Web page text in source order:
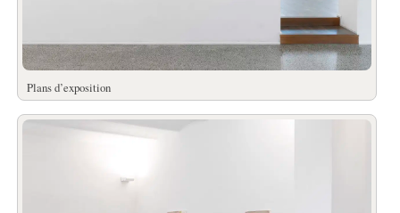
Plans d’exposition